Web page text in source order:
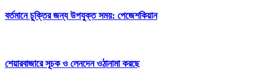
বর্তমানে চুক্তির জন্য উপযুক্ত সময়: পেজেশকিয়ান
শেয়ারবাজারে সূচক ও লেনদেন ওঠানামা করছে